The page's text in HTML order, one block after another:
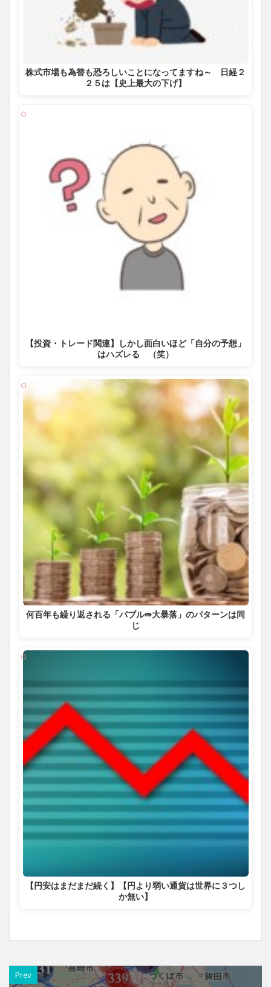
株式市場も為替も恐ろしいことになってますね～ 日経２
２５は【史上最大の下げ】
【投資・トレード関連】しかし面白いほど「自分の予想」
はハズレる （笑）
何百年も繰り返される「バブル⇛大暴落」のパターンは同
じ
【円安はまだまだ続く】【円より弱い通貨は世界に３つし
か無い】
Prev